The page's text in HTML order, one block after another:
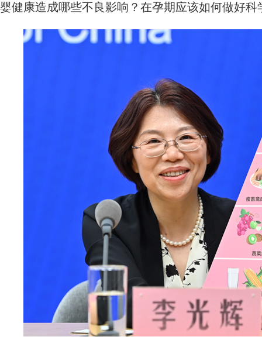
婴健康造成哪些不良影响？在孕期应该如何做好科